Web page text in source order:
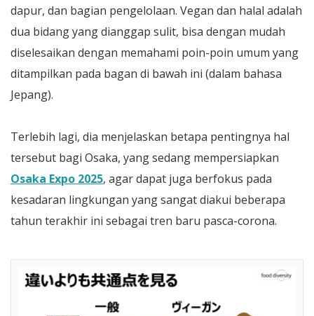
dapur, dan bagian pengelolaan. Vegan dan halal adalah
dua bidang yang dianggap sulit, bisa dengan mudah
diselesaikan dengan memahami poin-poin umum yang
ditampilkan pada bagan di bawah ini (dalam bahasa
Jepang).
Terlebih lagi, dia menjelaskan betapa pentingnya hal
tersebut bagi Osaka, yang sedang mempersiapkan
Osaka Expo 2025, agar dapat juga berfokus pada
kesadaran lingkungan yang sangat diakui beberapa
tahun terakhir ini sebagai tren baru pasca-corona.